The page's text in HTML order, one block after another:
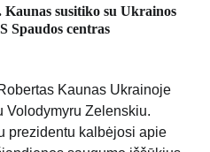
Kaunas susitiko su Ukrainos
Spaudos centras
Kaunas Ukrainoje
Volodymyru Zelenskiu.
prezidentu kalbėjosi apie